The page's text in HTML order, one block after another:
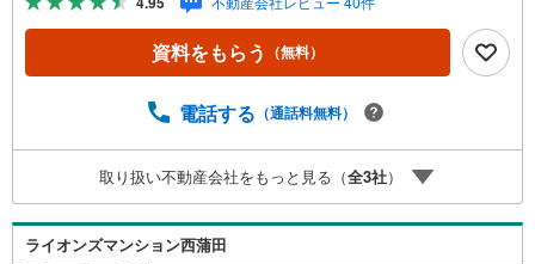
しょう。まずはお気軽にご相談ください。【Yahoo！ 不動
産キャンペーン対象店舗】当店で物件を成約するとPayPay
ボーナスライトがもらえる「Yahoo！ 不動産 物件ご成約キ
予約をする」ボタンからお問い合わせください。※必ずYah
スライトは出金と譲渡はできません。ご案内・詳細な資料
のご請求はお気軽にどうぞ♪お電話でのお問い合わせも常
時受け付けております！お気軽にお問い合わせください。
資料をもらう （無料）
電話する （通話料無料）
取り扱い不動産会社をもっと見る（全3社）
ライオンズマンション西蒲田